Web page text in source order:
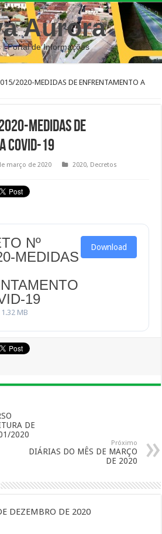
Aurora
| Portal de Informações
015/2020-MEDIDAS DE ENFRENTAMENTO A
MEDIDAS DE
COVID-19
março de 2020 2020, Decretos
Nº
MEDIDAS
19
1.32 MB
Download
DE
2020
Próximo
DIÁRIAS DO MÊS DE MARÇO
DE 2020
DEZEMBRO DE 2020